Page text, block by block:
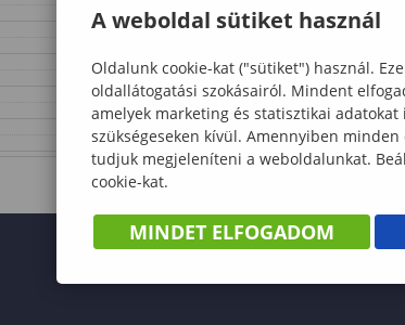
A weboldal sütiket használ
Oldalunk cookie-kat ("sütiket") használ.
oldallátogatási szokásairól. Mindent
amelyek marketing és statisztikai
szükségeseken kívül. Amennyiben
tudjuk megjeleníteni a weboldalunkat.
cookie-kat.
MINDET ELFOGADOM